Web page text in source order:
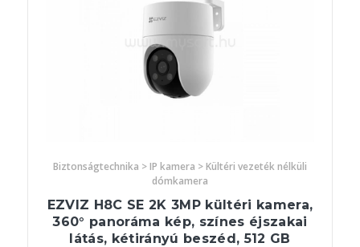
Biztonságtechnika > IP kamera > Kültéri vezeték nélküli
dómkamera
EZVIZ H8C SE 2K 3MP kültéri kamera,
360° panoráma kép, színes éjszakai
látás, kétirányú beszéd, 512 GB